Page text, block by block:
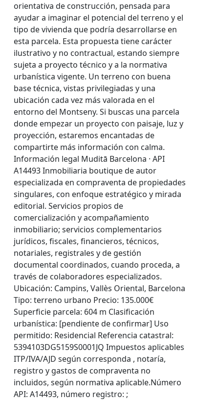
orientativa de construcción, pensada para
ayudar a imaginar el potencial del terreno y el
tipo de vivienda que podría desarrollarse en
esta parcela. Esta propuesta tiene carácter
ilustrativo y no contractual, estando siempre
sujeta a proyecto técnico y a la normativa
urbanística vigente. Un terreno con buena
base técnica, vistas privilegiadas y una
ubicación cada vez más valorada en el
entorno del Montseny. Si buscas una parcela
donde empezar un proyecto con paisaje, luz y
proyección, estaremos encantadas de
compartirte más información con calma.
Información legal Muditā Barcelona · API
A14493 Inmobiliaria boutique de autor
especializada en compraventa de propiedades
singulares, con enfoque estratégico y mirada
editorial. Servicios propios de
comercialización y acompañamiento
inmobiliario; servicios complementarios
jurídicos, fiscales, financieros, técnicos,
notariales, registrales y de gestión
documental coordinados, cuando proceda, a
través de colaboradores especializados.
Ubicación: Campins, Vallès Oriental, Barcelona
Tipo: terreno urbano Precio: 135.000€
Superficie parcela: 604 m Clasificación
urbanística: [pendiente de confirmar] Uso
permitido: Residencial Referencia catastral:
5394103DG5159S0001JQ Impuestos aplicables
ITP/IVA/AJD según corresponda , notaría,
registro y gastos de compraventa no
incluidos, según normativa aplicable.Número
API: A14493, número registro: ;